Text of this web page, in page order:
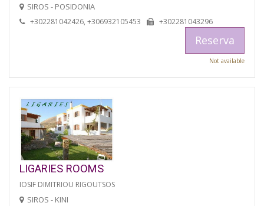
SIROS - POSIDONIA
+302281042426, +306932105453 +302281043296
Reserva
Not available
LIGARIES ROOMS
IOSIF DIMITRIOU RIGOUTSOS
SIROS - KINI